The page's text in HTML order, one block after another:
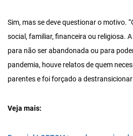
Sim, mas se deve questionar o motivo.
social, familiar, financeira ou religiosa.
para não ser abandonada ou para
pandemia, houve relatos de quem
parentes e foi forçado a
Veja mais: